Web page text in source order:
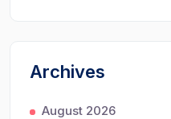
Archives
August 2026